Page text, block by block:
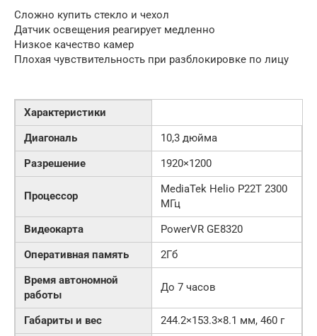
Сложно купить стекло и чехол
Датчик освещения реагирует медленно
Низкое качество камер
Плохая чувствительность при разблокировке по лицу
Характеристики
Диагональ
10,3 дюйма
Разрешение
1920×1200
Процессор
MediaTek Helio P22T 2300
МГц
Видеокарта
PowerVR GE8320
Оперативная память
2Гб
Время автономной
работы
До 7 часов
Габариты и вес
244.2×153.3×8.1 мм, 460 г